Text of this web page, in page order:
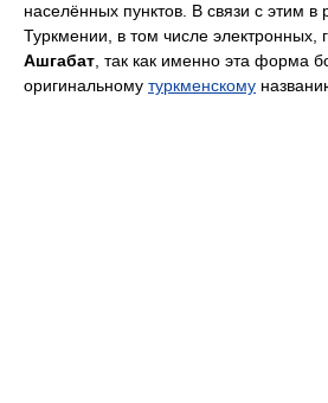
населённых пунктов. В связи с этим
Туркмении, в том числе электронных,
Ашгабат , так как именно эта форма
оригинальному туркменскому